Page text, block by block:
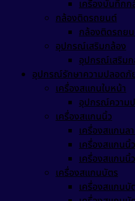
เครื่องบันทึก
กล้องติดรถยนต์
กล้องติดรถย
อุปกรณ์เสริมกล้อง
อุปกรณ์เสริม
อุปกรณ์รักษาความปลอดภั
เครื่องสแกนใบหน้า
อุปกรณ์ความ
เครื่องสแกนนิ้ว
เครื่องสแกน
เครื่องสแกนนิ้
เครื่องสแกนนิ้
เครื่องสแกนบัตร
เครื่องสแกนบั